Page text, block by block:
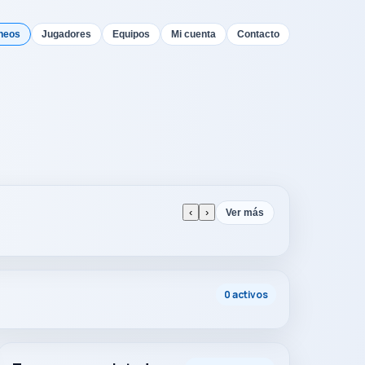
Jugadores Equipos Mi cuenta Contacto
‹ › Ver más
0 activos